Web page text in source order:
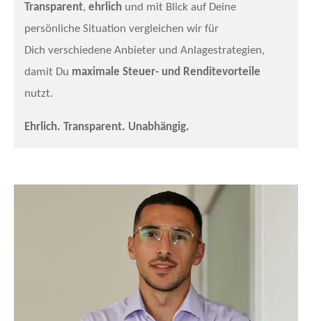
Transparent, ehrlich und mit Blick auf Deine
persönliche Situation vergleichen wir für
Dich verschiedene Anbieter und Anlagestrategien,
damit Du maximale Steuer- und Renditevorteile
nutzt.
Ehrlich. Transparent. Unabhängig.